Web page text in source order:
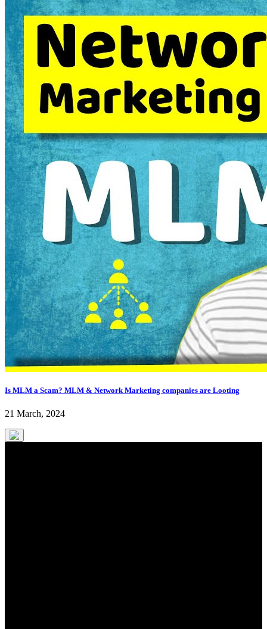
Is MLM a Scam? MLM & Network Marketing companies are Looting
21 March, 2024